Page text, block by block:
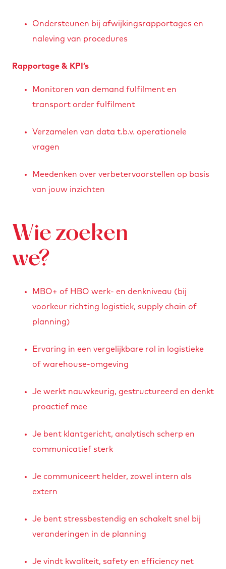
Ondersteunen bij afwijkingsrapportages en
naleving van procedures
Rapportage & KPI’s
Monitoren van demand fulfilment en
transport order fulfilment
Verzamelen van data t.b.v. operationele
vragen
Meedenken over verbetervoorstellen op basis
van jouw inzichten
Wie zoeken
we?
MBO+ of HBO werk- en denkniveau (bij
voorkeur richting logistiek, supply chain of
planning)
Ervaring in een vergelijkbare rol in logistieke
of warehouse-omgeving
Je werkt nauwkeurig, gestructureerd en denkt
proactief mee
Je bent klantgericht, analytisch scherp en
communicatief sterk
Je communiceert helder, zowel intern als
extern
Je bent stressbestendig en schakelt snel bij
veranderingen in de planning
Je vindt kwaliteit, safety en efficiency net